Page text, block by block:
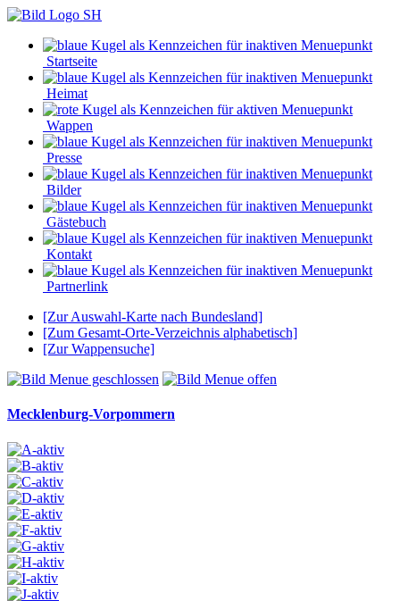
Startseite
Heimat
Wappen
Presse
Bilder
Gästebuch
Kontakt
Partnerlink
[Zur Auswahl-Karte nach Bundesland]
[Zum Gesamt-Orte-Verzeichnis alphabetisch]
[Zur Wappensuche]
Mecklenburg-Vorpommern